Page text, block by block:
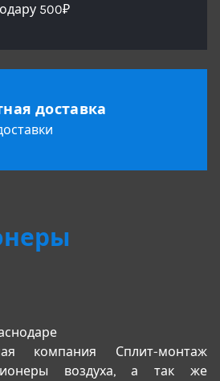
500₽
доставка
компания Сплит-монтаж
воздуха, а так же